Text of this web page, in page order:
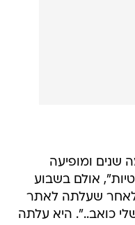
שנים ומופיעה
אולם בשבוע
לאחר שעלתה לאתר
כואב..". היא עלתה